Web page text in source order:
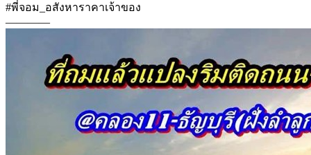
#พี่จอม_อสังหาราคาเจ้าของ
————